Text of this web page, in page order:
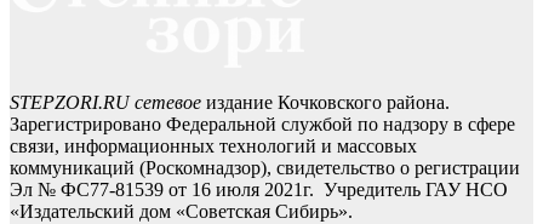
STEPZORI.RU сетевое издание Кочковского района.
Зарегистрировано Федеральной службой по надзору в сфере
связи, информационных технологий и массовых
коммуникаций (Роскомнадзор), свидетельство о регистрации
Эл № ФС77-81539 от 16 июля 2021г. Учредитель ГАУ НСО
«Издательский дом «Советская Сибирь».